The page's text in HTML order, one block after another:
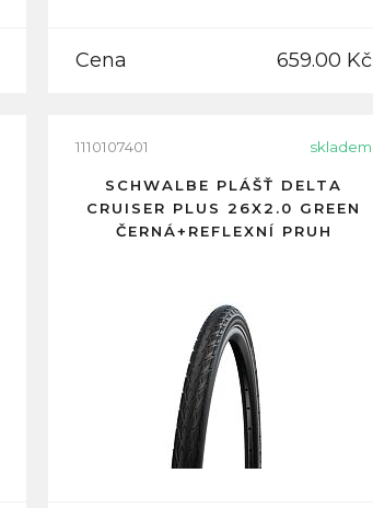
Cena 659.00 Kč
1110107401 skladem
SCHWALBE PLÁŠŤ DELTA
CRUISER PLUS 26X2.0 GREEN
ČERNÁ+REFLEXNÍ PRUH